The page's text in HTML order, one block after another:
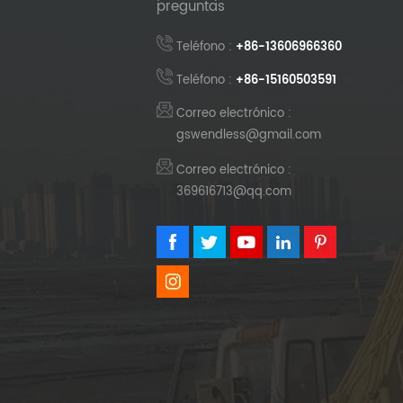
preguntas
Teléfono : +86-13606966360
Teléfono : +86-15160503591
Correo electrónico :
gswendless@gmail.com
Correo electrónico :
369616713@qq.com